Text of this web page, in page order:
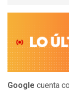
Google cuenta